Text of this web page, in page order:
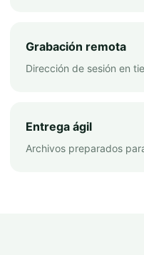
Grabación remota
Dirección de sesión en
Entrega ágil
Archivos preparados